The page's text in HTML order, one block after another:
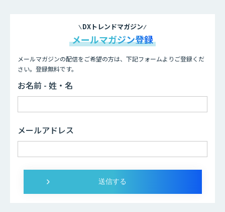
DXトレンドマガジン
メールマガジン登録
メールマガジンの配信をご希望の方は、下記フォームよりご登録くだ
さい。登録無料です。
お名前 - 姓・名
メールアドレス